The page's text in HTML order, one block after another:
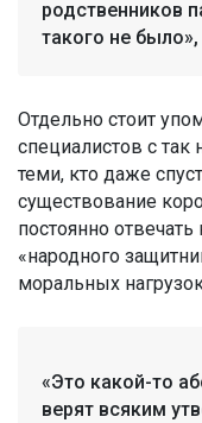
родственников
такого не
Отдельно стоит
специалистов с
теми, кто даже
существование
постоянно
«народного
моральных
«Это какой-то
верят всяким